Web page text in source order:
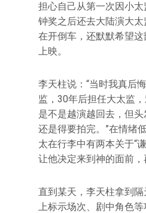
担心自己从第一次因小
钟奖之后还去大陆演大
在开倒车，还默默希望
上映。
李天柱说：“当时我真后
监，30年后担任大太监
是不是越演越回去，但头
还是得要拍完。”在情绪
太在行李中有两本关于“谦
让他决定来到神的面前，
直到某天，李天柱拿到
上标示场次、剧中角色